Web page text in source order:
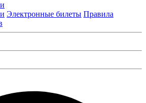
Электронные билеты Правила